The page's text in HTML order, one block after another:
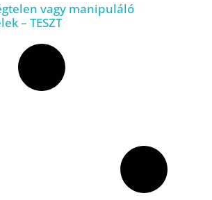
vagy manipuláló
– TESZT